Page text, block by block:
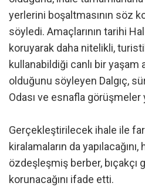
yerlerini boşaltmasının söz
söyledi. Amaçlarının tarihi
koruyarak daha nitelikli,
kullanabildiği canlı bir yaşam
olduğunu söyleyen Dalgıç,
Odası ve esnafla görüşmeler
Gerçekleştirilecek ihale ile
kiralamaların da
özdeşleşmiş berber, bıçakçı
korunacağını ifade etti.